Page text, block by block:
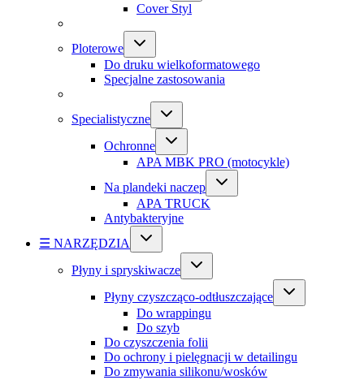
Cover Styl
Ploterowe
Do druku wielkoformatowego
Specjalne zastosowania
Specialistyczne
Ochronne
APA MBK PRO (motocykle)
Na plandeki naczep
APA TRUCK
Antybakteryjne
☰ NARZĘDZIA
Płyny i spryskiwacze
Płyny czyszcząco-odtłuszczające
Do wrappingu
Do szyb
Do czyszczenia folii
Do ochrony i pielęgnacji w detailingu
Do zmywania silikonu/wosków